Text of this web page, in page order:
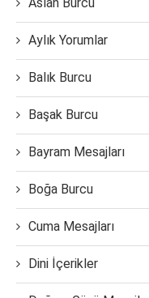
Aylık Yorumlar
Balık Burcu
Başak Burcu
Bayram Mesajları
Boğa Burcu
Cuma Mesajları
Dini İçerikler